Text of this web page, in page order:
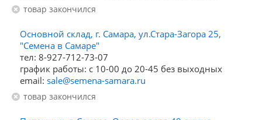
Товар закончился
Основной склад, г. Самара, ул.Стара-Загора 25,
"Семена в Самаре"
тел: 8-927-712-73-07
график работы: с 10-00 до 20-45 без выходных
email: sale@semena-samara.ru
Товар закончился